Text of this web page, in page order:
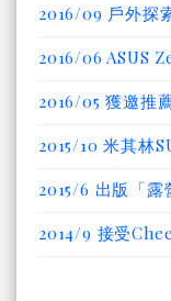
2016/09 戶外探
2016/06 ASUS
2016/05 獲邀推
2015/10 米其林
2015/6 出版「露
2014/9 接受